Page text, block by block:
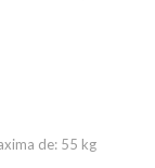
de: 55 kg